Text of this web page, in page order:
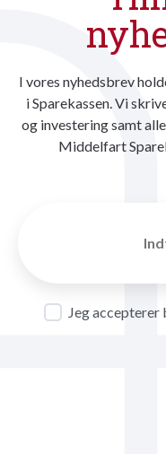
I vores nyhedsbrev
i Sparekassen. Vi
og investering samt
Middelfart
Jeg